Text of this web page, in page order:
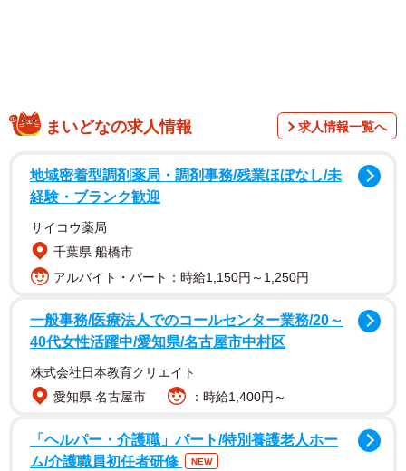
友人のAちゃん（30代・パート）は中学の同級生。背が高
く、艶のある黒髪ボブで大きな目をしたAちゃんに当時の私
はとても大人びた印象を持ちました。高校では離れてしま
いましたが、その後久しぶりに再会したとき、結婚したと
いう報告を受けました。
Aちゃんは、高校生のときに出会った男性と20代後半で結
婚。月日が経ち、Aちゃんは2人の女の子を授かり、順風満
帆に暮らしていると思っていたのですが、小さな出来事が
きっかけとなりAちゃんは離婚。2人の娘を引き取りアパー
まいどなの求人情報 求人情報一覧へ
地域密着型調剤薬局・調剤事務/残業ほぼなし/未
経験・ブランク歓迎
サイコウ薬局
千葉県 船橋市
アルバイト・パート：時給1,150円～1,250円
一般事務/医療法人でのコールセンター業務/20～
40代女性活躍中/愛知県/名古屋市中村区
株式会社日本教育クリエイト
愛知県 名古屋市
：時給1,400円～
「ヘルパー・介護職」パート/特別養護老人ホー
ム/介護職員初任者研修
NEW